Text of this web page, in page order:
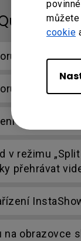
cookie
zařízení
zařízení
InstaShow
v režimu
přehrávat
na obrazovce